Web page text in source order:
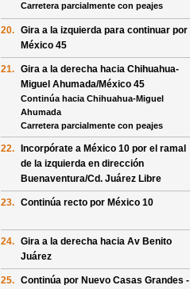
Carretera parcialmente con peajes
20. Gira a la izquierda para continuar por
México 45
21. Gira a la derecha hacia Chihuahua-
Miguel Ahumada/México 45
Continúa hacia Chihuahua-Miguel
Ahumada
Carretera parcialmente con peajes
22. Incorpórate a México 10 por el ramal
de la izquierda en dirección
Buenaventura/Cd. Juárez Libre
23. Continúa recto por México 10
24. Gira a la derecha hacia Av Benito
Juárez
25. Continúa por Nuevo Casas Grandes -